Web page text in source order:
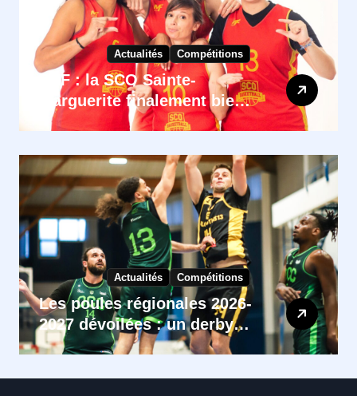
Actualités Compétitions
PNF : la SCO Sainte-
Marguerite finalement bien
engagée ? Les premières
Actualités Compétitions
Les poules régionales 2026-
2027 dévoilées : un derby
Rognac – Vitrolles pour